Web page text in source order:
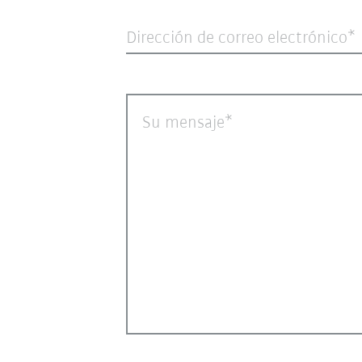
Dirección de correo electrónico
Su mensaje